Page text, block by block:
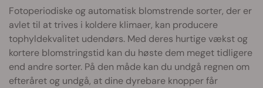
Fotoperiodiske og automatisk blomstrende sorter, der er
avlet til at trives i koldere klimaer, kan producere
tophyldekvalitet udendørs. Med deres hurtige vækst og
kortere blomstringstid kan du høste dem meget tidligere
end andre sorter. På den måde kan du undgå regnen om
efteråret og undgå, at dine dyrebare knopper får